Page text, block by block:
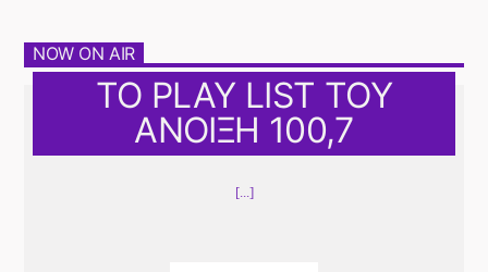
NOW ON AIR
ΤΟ PLAY LIST ΤΟΥ
ΑΝΟΙΞΗ 100,7
[...]